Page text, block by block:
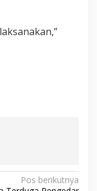
Pos berikutnya